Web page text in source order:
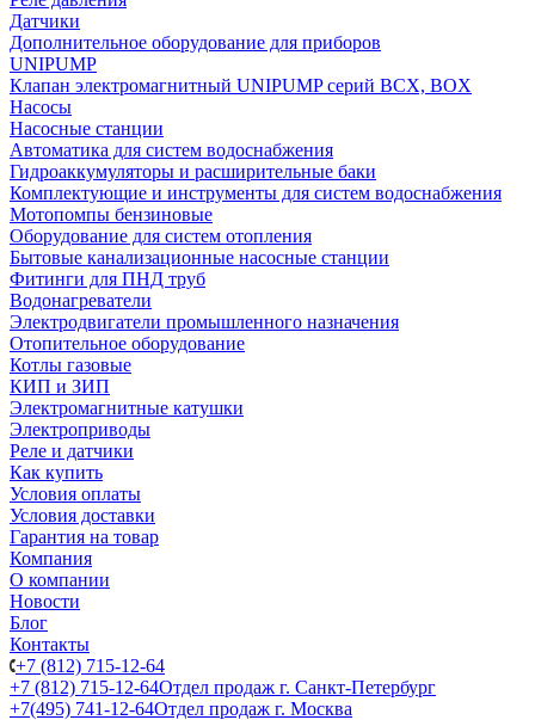
Датчики
Дополнительное оборудование для приборов
UNIPUMP
Клапан электромагнитный UNIPUMP серий BCX, BOX
Насосы
Насосные станции
Автоматика для систем водоснабжения
Гидроаккумуляторы и расширительные баки
Комплектующие и инструменты для систем водоснабжения
Мотопомпы бензиновые
Оборудование для систем отопления
Бытовые канализационные насосные станции
Фитинги для ПНД труб
Водонагреватели
Электродвигатели промышленного назначения
Отопительное оборудование
Котлы газовые
КИП и ЗИП
Электромагнитные катушки
Электроприводы
Реле и датчики
Как купить
Условия оплаты
Условия доставки
Гарантия на товар
Компания
О компании
Новости
Блог
Контакты
+7 (812) 715-12-64
+7 (812) 715-12-64Отдел продаж г. Санкт-Петербург
+7(495) 741-12-64Отдел продаж г. Москва